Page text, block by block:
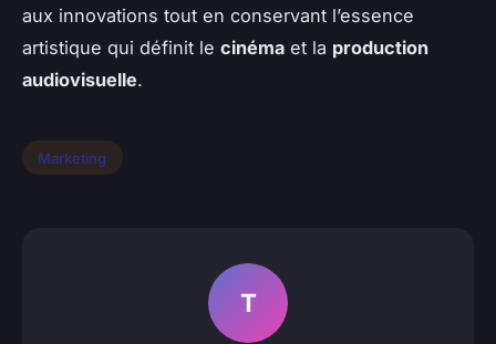
aux innovations tout en conservant l’essence
artistique qui définit le cinéma et la production
audiovisuelle.
Marketing
T